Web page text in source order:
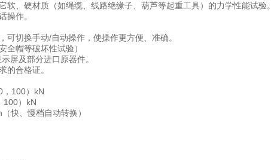
软、硬材质（如绳缆、线路绝缘子、葫芦等起重工具）的力学性能试验。
操作。
可切换手动/自动操作，使操作更方便、准确。
全帽等破坏性试验）
屏及部分进口原器件。
的合格证。
100）kN
100）kN
快、慢档自动转换）